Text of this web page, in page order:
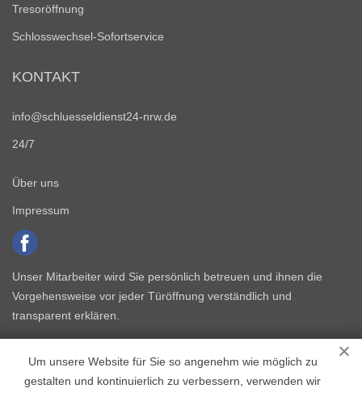
Um unsere Website für Sie so angenehm wie möglich zu
gestalten und kontinuierlich zu verbessern, verwenden wir
Tresoröffnung
Schlosswechsel-Sofortservice
KONTAKT
info@schluesseldienst24-nrw.de
24/7
Über uns
Impressum
Unser Mitarbeiter wird Sie persönlich betreuen und ihnen die
Vorgehensweise vor jeder Türöffnung verständlich und
transparent erklären.